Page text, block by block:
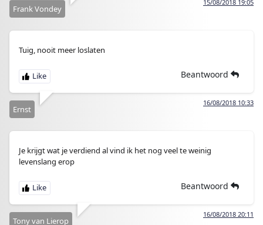
15/08/2018 19:05
Frank Vondey
Tuig, nooit meer loslaten
Beantwoord
16/08/2018 10:33
Ernst
Je krijgt wat je verdiend al vind ik het nog veel te weinig
levenslang erop
Beantwoord
16/08/2018 20:11
Tony van Lierop